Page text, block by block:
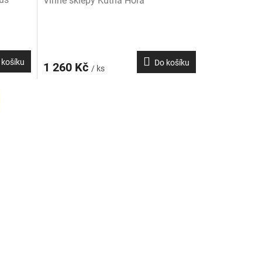
košíku 1 260 Kč / ks
Do košíku